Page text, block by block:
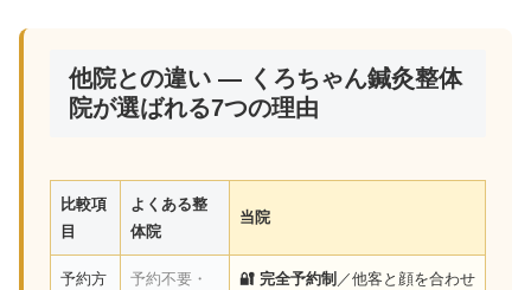
他院との違い — くろちゃん鍼灸整体
院が選ばれる7つの理由
比較項
目
よくある整
体院
当院
予約方
予約不要・
🔐 完全予約制 ／他客と顔を合わせ